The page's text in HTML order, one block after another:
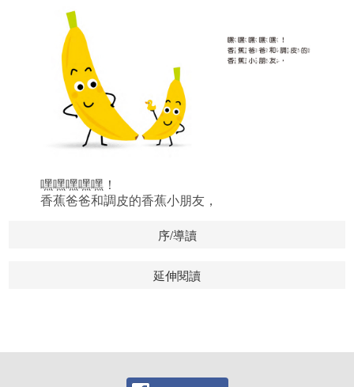
嘿嘿嘿嘿嘿！
香蕉爸爸和調皮的香蕉小朋友，
序/導讀
延伸閱讀